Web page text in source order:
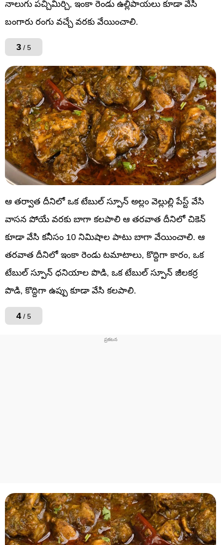
నాలుగు పచ్చిమిర్చి, ఇంకా రెండు ఉల్లిపాయలు కూడా వేసి
బంగారు రంగు వచ్చే వరకు వేయించాలి.
3 / 5
ఆ తర్వాత దీనిలో ఒక టేబుల్ స్పూన్ అల్లం వెల్లుల్లి పేస్ట్ వేసి
వాసన పోయే వరకు బాగా కలపాలి ఆ తరవాత దీనిలో చికెన్
కూడా వేసి కనీసం 10 నిమిషాల పాటు బాగా వేయించాలి. ఆ
తరవాత దీనిలో ఇంకా రెండు టమాటాలు, కొద్దిగా కారం, ఒక
టేబుల్ స్పూన్ ధనియాల పొడి, ఒక టేబుల్ స్పూన్ జీలకర్ర
పొడి, కొద్దిగా ఉప్పు కూడా వేసి కలపాలి.
4 / 5